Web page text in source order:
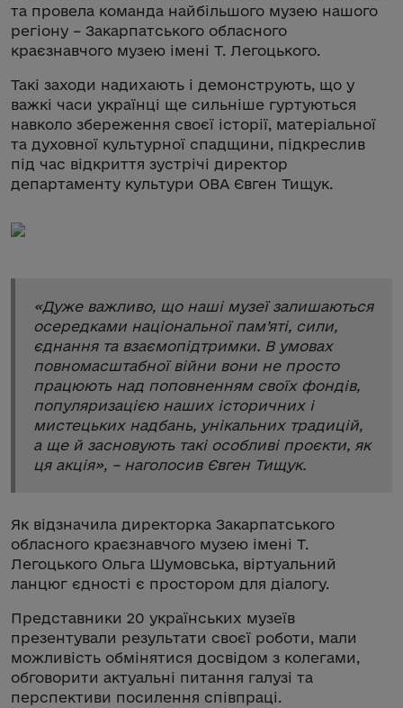
та провела команда найбільшого музею нашого
регіону – Закарпатського обласного
краєзнавчого музею імені Т. Легоцького.
Такі заходи надихають і демонструють, що у
важкі часи українці ще сильніше гуртуються
навколо збереження своєї історії, матеріальної
та духовної культурної спадщини, підкреслив
під час відкриття зустрічі директор
департаменту культури ОВА Євген Тищук.
«Дуже важливо, що наші музеї залишаються
осередками національної пам’яті, сили,
єднання та взаємопідтримки. В умовах
повномасштабної війни вони не просто
працюють над поповненням своїх фондів,
популяризацією наших історичних і
мистецьких надбань, унікальних традицій,
а ще й засновують такі особливі проєкти, як
ця акція», – наголосив Євген Тищук.
Як відзначила директорка Закарпатського
обласного краєзнавчого музею імені Т.
Легоцького Ольга Шумовська, віртуальний
ланцюг єдності є простором для діалогу.
Представники 20 українських музеїв
презентували результати своєї роботи, мали
можливість обмінятися досвідом з колегами,
обговорити актуальні питання галузі та
перспективи посилення співпраці.